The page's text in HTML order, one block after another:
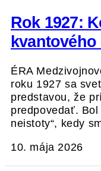
Rok 1927:
ÉRA
roku 1927 sa
predstavou, že
predpovedať. Bol
neistoty“, kedy
10. mája 2026